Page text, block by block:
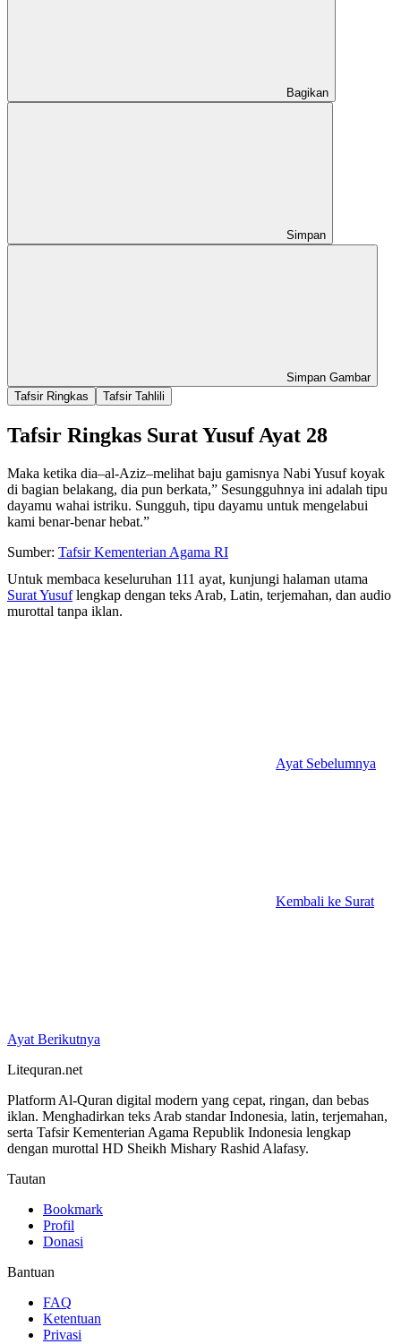
Bagikan
Simpan
Simpan Gambar
Tafsir Ringkas
Tafsir Tahlili
Tafsir Ringkas Surat Yusuf Ayat 28
Maka ketika dia–al-Aziz–melihat baju gamisnya Nabi Yusuf koyak
di bagian belakang, dia pun berkata,” Sesungguhnya ini adalah tipu
dayamu wahai istriku. Sungguh, tipu dayamu untuk mengelabui
kami benar-benar hebat.”
Sumber: Tafsir Kementerian Agama RI
Untuk membaca keseluruhan 111 ayat, kunjungi halaman utama
Surat Yusuflengkap dengan teks Arab, Latin, terjemahan, dan audio
murottal tanpa iklan.
Ayat Sebelumnya
Kembali ke Surat
Ayat Berikutnya
Litequran.net
Platform Al-Quran digital modern yang cepat, ringan, dan bebas
iklan. Menghadirkan teks Arab standar Indonesia, latin, terjemahan,
serta Tafsir Kementerian Agama Republik Indonesia lengkap
dengan murottal HD Sheikh Mishary Rashid Alafasy.
Tautan
Bookmark
Profil
Donasi
Bantuan
FAQ
Ketentuan
Privasi